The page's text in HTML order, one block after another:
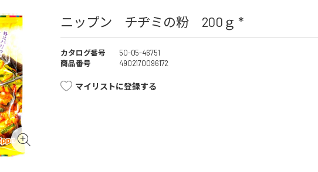
ニップン チヂミの粉 200ｇ *
カタログ番号
50-05-46751
商品番号
4902170096172
マイリストに登録する